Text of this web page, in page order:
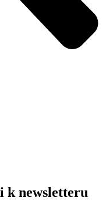
k newsletteru